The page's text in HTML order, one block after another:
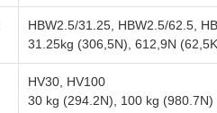
HBW2.5/31.25, HBW2.5/62.5,
31.25kg (306,5N), 612,9N
HV30, HV100
30 kg (294.2N), 100 kg (980.7N)